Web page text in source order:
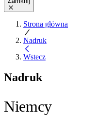
Strona główna
Nadruk
Wstecz
Nadruk
Niemcy